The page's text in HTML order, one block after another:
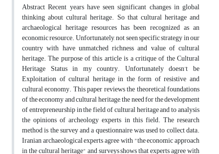
Abstract Recent years have seen significant changes in global
thinking about cultural heritage. So that cultural heritage and
archaeological heritage resources has been recognized as an
economic resource. Unfortunately, not seen specific strategy in our
country with have unmatched richness and value of cultural
heritage. The purpose of this article is a critique of the Cultural
Heritage Status in my country. Unfortunately doesn’t be
Exploitation of cultural heritage in the form of resistive and
cultural economy. This paper reviews the theoretical foundations
of the economy and cultural heritage, the need for the development
of entrepreneurship in the field of cultural heritage and to analysis
the opinions of archeology experts in this field. The research
method is the survey and a questionnaire was used to collect data.
Iranian archaeological experts agree with "the economic approach
in the cultural heritage" and surveys shows that experts agree with